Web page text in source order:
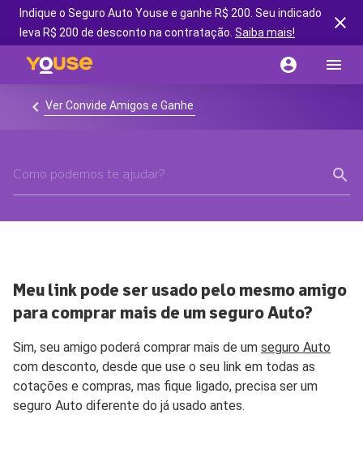
Indique o Seguro Auto Youse e ganhe R$ 200. Seu indicado
leva R$ 200 de desconto na contratação. Saiba mais!
Ver Convide Amigos e Ganhe
Meu link pode ser usado pelo mesmo amigo
para comprar mais de um seguro Auto?
Sim, seu amigo poderá comprar mais de um seguro Auto
com desconto, desde que use o seu link em todas as
cotações e compras, mas fique ligado, precisa ser um
seguro Auto diferente do já usado antes.